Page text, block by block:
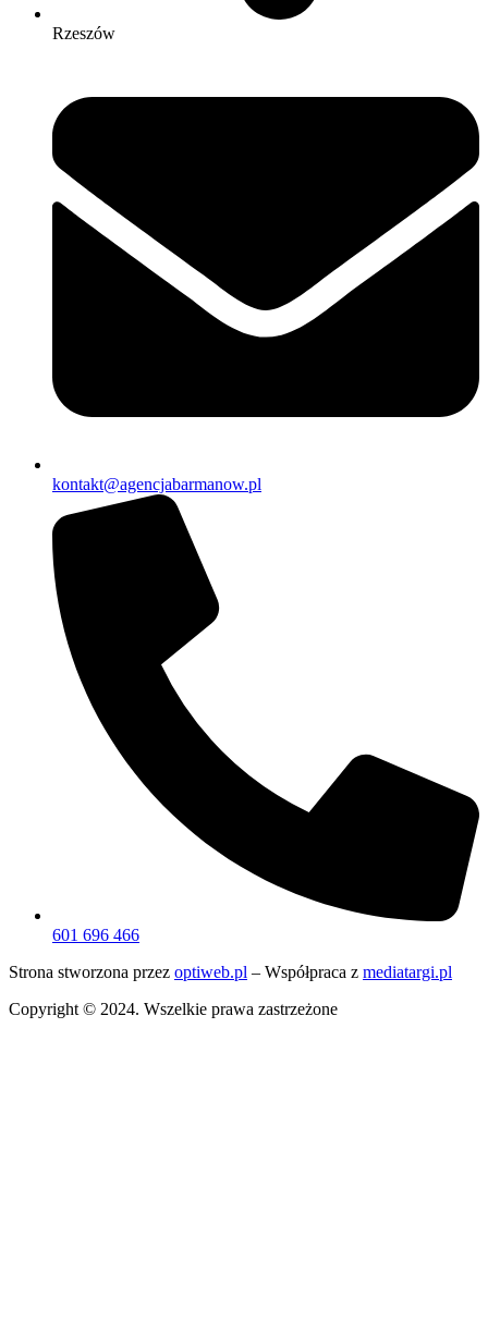
Rzeszów
kontakt@agencjabarmanow.pl
601 696 466
Strona stworzona przez optiweb.pl – Współpraca z mediatargi.pl
Copyright © 2024. Wszelkie prawa zastrzeżone